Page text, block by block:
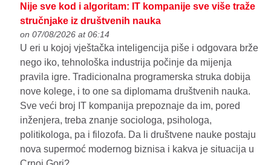
Nije sve kod i algoritam: IT kompanije sve više traže
stručnjake iz društvenih nauka
on 07/08/2026 at 06:14
U eri u kojoj vještačka inteligencija piše i odgovara brže
nego iko, tehnološka industrija počinje da mijenja
pravila igre. Tradicionalna programerska struka dobija
nove kolege, i to one sa diplomama društvenih nauka.
Sve veći broj IT kompanija prepoznaje da im, pored
inženjera, treba znanje sociologa, psihologa,
politikologa, pa i filozofa. Da li društvene nauke postaju
nova supermoć modernog biznisa i kakva je situacija u